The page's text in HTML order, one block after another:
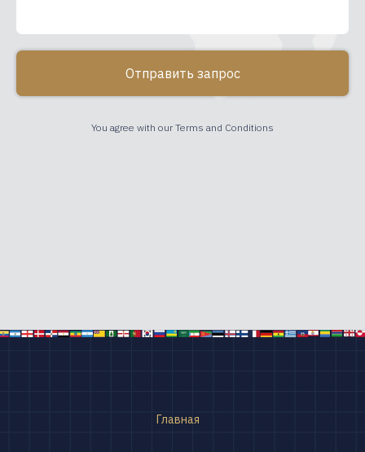
Отправить запрос
You agree with our Terms and Conditions
Главная